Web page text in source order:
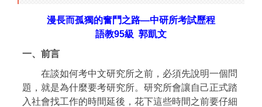
漫長而孤獨的奮鬥之路—中研所考試歷程
語教95級 郭凱文
一、前言
在談如何考中文研究所之前，必須先說明一個問
題，就是為什麼要考研究所。研究所會讓自己正式踏
入社會找工作的時間延後，花下這些時間之前要仔細